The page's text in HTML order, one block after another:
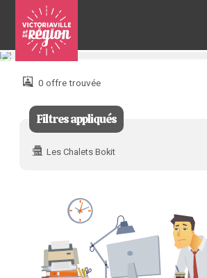
Pour
joindre 0 offre trouvée
Filtres appliqués
Les Chalets Bokit